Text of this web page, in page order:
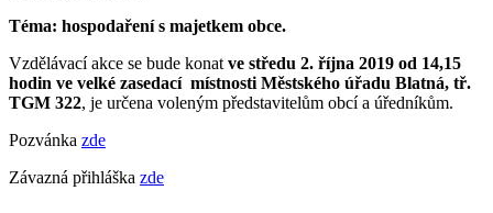
Téma: hospodaření s majetkem obce.
Vzdělávací akce se bude konat ve středu 2. října 2019 od 14,15
hodin ve velké zasedací místnosti Městského úřadu Blatná, tř.
TGM 322, je určena voleným představitelům obcí a úředníkům.
Pozvánka zde
Závazná přihláška zde